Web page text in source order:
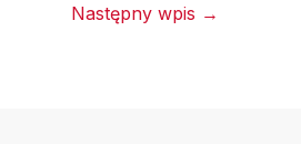
Następny wpis →